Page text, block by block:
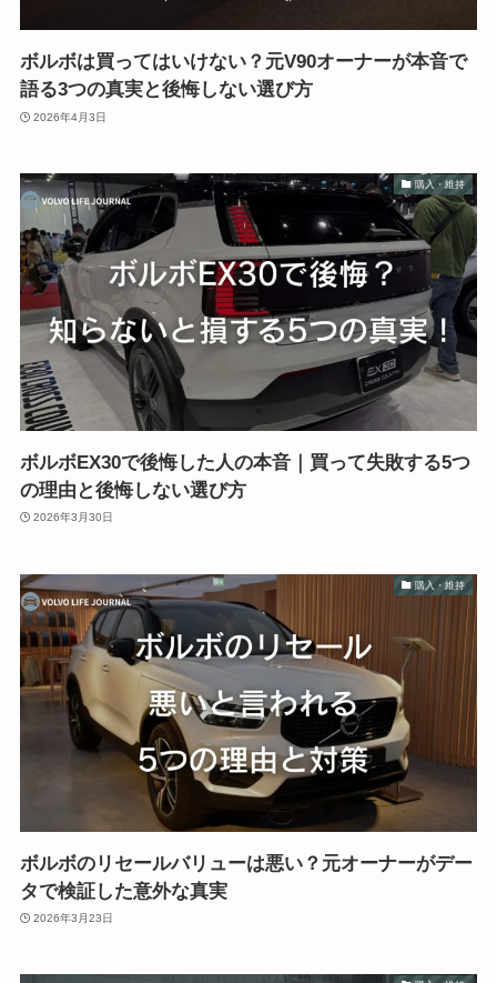
ボルボは買ってはいけない？元V90オーナーが本音で
語る3つの真実と後悔しない選び方
2026年4月3日
購入・維持
ボルボEX30で後悔した人の本音｜買って失敗する5つ
の理由と後悔しない選び方
2026年3月30日
購入・維持
ボルボのリセールバリューは悪い？元オーナーがデー
タで検証した意外な真実
2026年3月23日